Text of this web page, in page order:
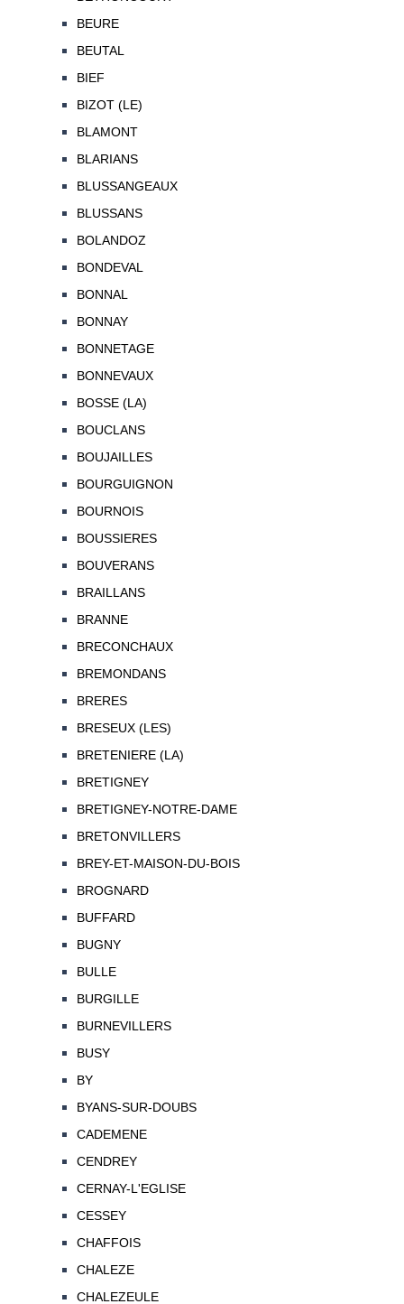
BEURE
BEUTAL
BIEF
BIZOT (LE)
BLAMONT
BLARIANS
BLUSSANGEAUX
BLUSSANS
BOLANDOZ
BONDEVAL
BONNAL
BONNAY
BONNETAGE
BONNEVAUX
BOSSE (LA)
BOUCLANS
BOUJAILLES
BOURGUIGNON
BOURNOIS
BOUSSIERES
BOUVERANS
BRAILLANS
BRANNE
BRECONCHAUX
BREMONDANS
BRERES
BRESEUX (LES)
BRETENIERE (LA)
BRETIGNEY
BRETIGNEY-NOTRE-DAME
BRETONVILLERS
BREY-ET-MAISON-DU-BOIS
BROGNARD
BUFFARD
BUGNY
BULLE
BURGILLE
BURNEVILLERS
BUSY
BY
BYANS-SUR-DOUBS
CADEMENE
CENDREY
CERNAY-L'EGLISE
CESSEY
CHAFFOIS
CHALEZE
CHALEZEULE